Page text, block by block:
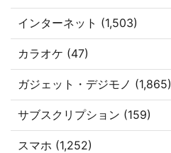
インターネット (1,503)
カラオケ (47)
ガジェット・デジモノ (1,865)
サブスクリプション (159)
スマホ (1,252)